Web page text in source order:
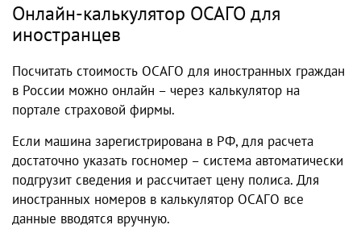
Онлайн-калькулятор ОСАГО для
иностранцев
Посчитать стоимость ОСАГО для иностранных граждан
в России можно онлайн – через калькулятор на
портале страховой фирмы.
Если машина зарегистрирована в РФ, для расчета
достаточно указать госномер – система автоматически
подгрузит сведения и рассчитает цену полиса. Для
иностранных номеров в калькулятор ОСАГО все
данные вводятся вручную.